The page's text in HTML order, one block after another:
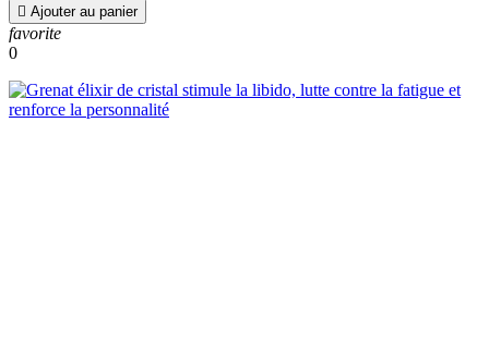
 Ajouter au panier
favorite
0